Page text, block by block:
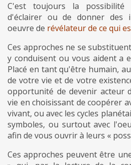
C'est toujours la
d'éclairer ou de donner des
oeuvre de révélateur de ce qui
Ces approches ne se
y conduisent ou vous aident a
Placé en tant qu'être humain,
de votre vie et de votre
opportunité de devenir acteur
vie en choisissant de coopérer
vivant, ou avec les cycles
symboles, ou surtout avec
afin de vous ouvrir à leurs «
Ces approches peuvent être